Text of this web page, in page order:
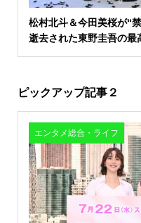
松村北斗＆今田美桜が“
逝去された東野圭吾の最
ピックアップ記事２
エンタメ総合・ライフ